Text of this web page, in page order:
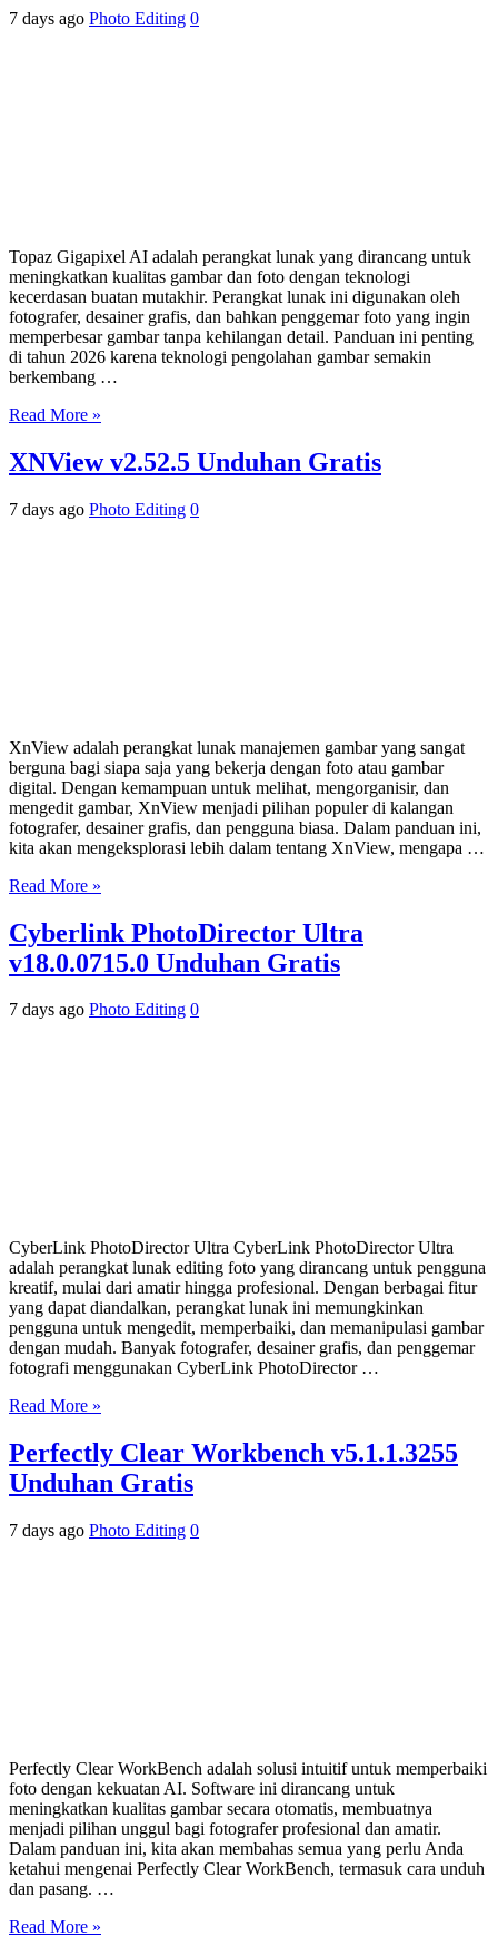
7 days ago Photo Editing 0
Topaz Gigapixel AI adalah perangkat lunak yang dirancang untuk
meningkatkan kualitas gambar dan foto dengan teknologi
kecerdasan buatan mutakhir. Perangkat lunak ini digunakan oleh
fotografer, desainer grafis, dan bahkan penggemar foto yang ingin
memperbesar gambar tanpa kehilangan detail. Panduan ini penting
di tahun 2026 karena teknologi pengolahan gambar semakin
berkembang …
Read More »
XNView v2.52.5 Unduhan Gratis
7 days ago Photo Editing 0
XnView adalah perangkat lunak manajemen gambar yang sangat
berguna bagi siapa saja yang bekerja dengan foto atau gambar
digital. Dengan kemampuan untuk melihat, mengorganisir, dan
mengedit gambar, XnView menjadi pilihan populer di kalangan
fotografer, desainer grafis, dan pengguna biasa. Dalam panduan ini,
kita akan mengeksplorasi lebih dalam tentang XnView, mengapa …
Read More »
Cyberlink PhotoDirector Ultra
v18.0.0715.0 Unduhan Gratis
7 days ago Photo Editing 0
CyberLink PhotoDirector Ultra CyberLink PhotoDirector Ultra
adalah perangkat lunak editing foto yang dirancang untuk pengguna
kreatif, mulai dari amatir hingga profesional. Dengan berbagai fitur
yang dapat diandalkan, perangkat lunak ini memungkinkan
pengguna untuk mengedit, memperbaiki, dan memanipulasi gambar
dengan mudah. Banyak fotografer, desainer grafis, dan penggemar
fotografi menggunakan CyberLink PhotoDirector …
Read More »
Perfectly Clear Workbench v5.1.1.3255
Unduhan Gratis
7 days ago Photo Editing 0
Perfectly Clear WorkBench adalah solusi intuitif untuk memperbaiki
foto dengan kekuatan AI. Software ini dirancang untuk
meningkatkan kualitas gambar secara otomatis, membuatnya
menjadi pilihan unggul bagi fotografer profesional dan amatir.
Dalam panduan ini, kita akan membahas semua yang perlu Anda
ketahui mengenai Perfectly Clear WorkBench, termasuk cara unduh
dan pasang. …
Read More »